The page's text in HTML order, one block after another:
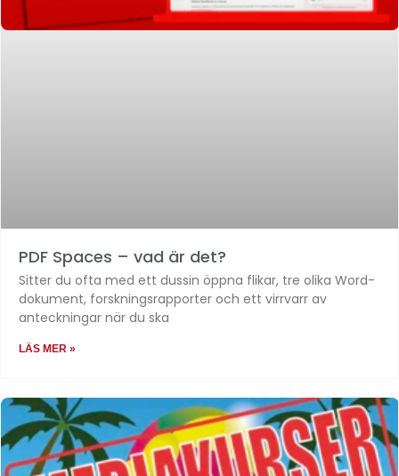
PDF Spaces – vad är det?
Sitter du ofta med ett dussin öppna flikar, tre olika Word-
dokument, forskningsrapporter och ett virrvarr av
anteckningar när du ska
LÄS MER »